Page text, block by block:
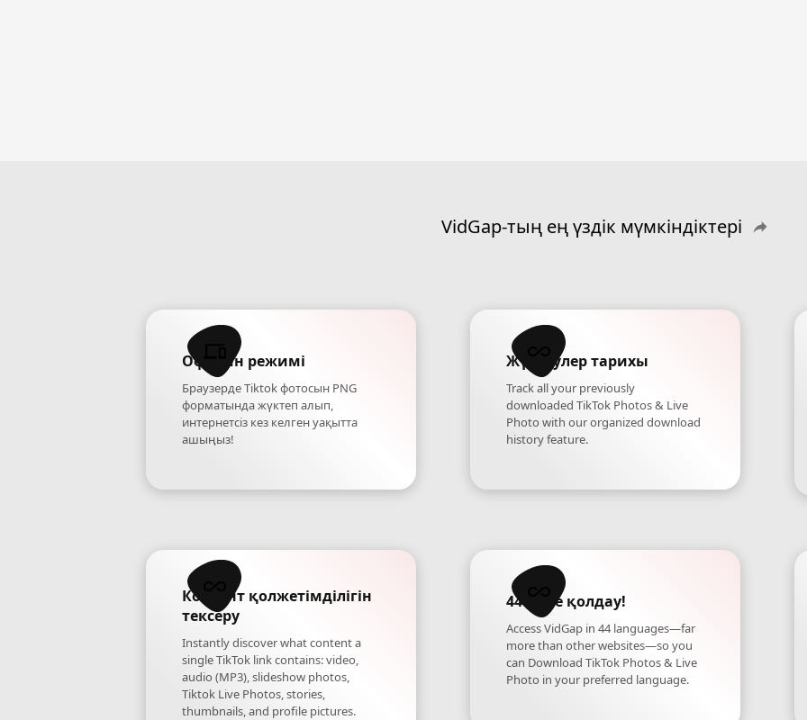
VidGap-тың ең үздік мүмкіндіктері
Офлайн режимі
Браузерде Tiktok фотосын PNG
форматында жүктеп алып,
интернетсіз кез келген уақытта
ашыңыз!
Жүктеулер тарихы
Track all your previously
downloaded TikTok Photos & Live
Photo with our organized download
history feature.
Контент қолжетімділігін
тексеру
Instantly discover what content a
single TikTok link contains: video,
audio (MP3), slideshow photos,
Tiktok Live Photos, stories,
thumbnails, and profile pictures.
44 тілге қолдау!
Access VidGap in 44 languages—far
more than other websites—so you
can Download TikTok Photos & Live
Photo in your preferred language.